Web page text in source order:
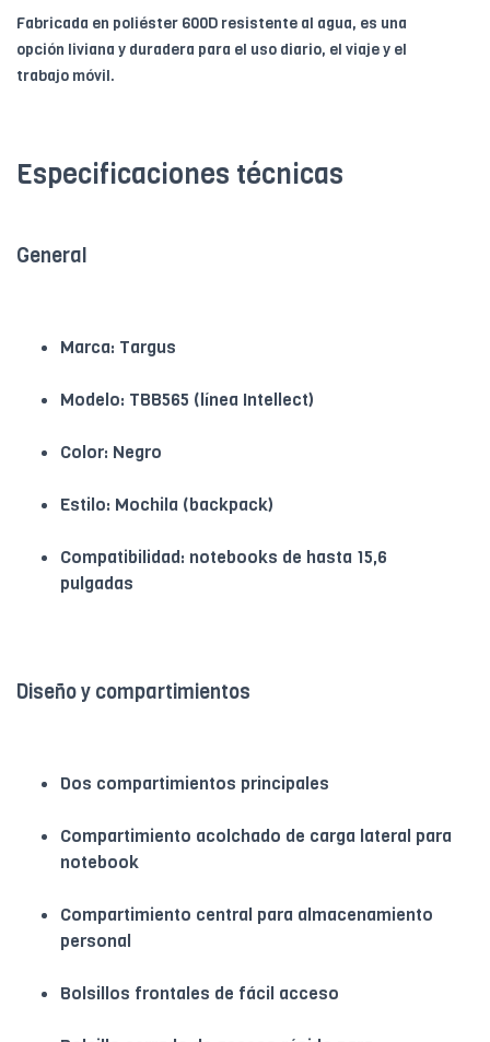
Fabricada en poliéster 600D resistente al agua, es una
opción liviana y duradera para el uso diario, el viaje y el
trabajo móvil.
Especificaciones técnicas
General
Marca: Targus
Modelo: TBB565 (línea Intellect)
Color: Negro
Estilo: Mochila (backpack)
Compatibilidad: notebooks de hasta 15,6
pulgadas
Diseño y compartimientos
Dos compartimientos principales
Compartimiento acolchado de carga lateral para
notebook
Compartimiento central para almacenamiento
personal
Bolsillos frontales de fácil acceso